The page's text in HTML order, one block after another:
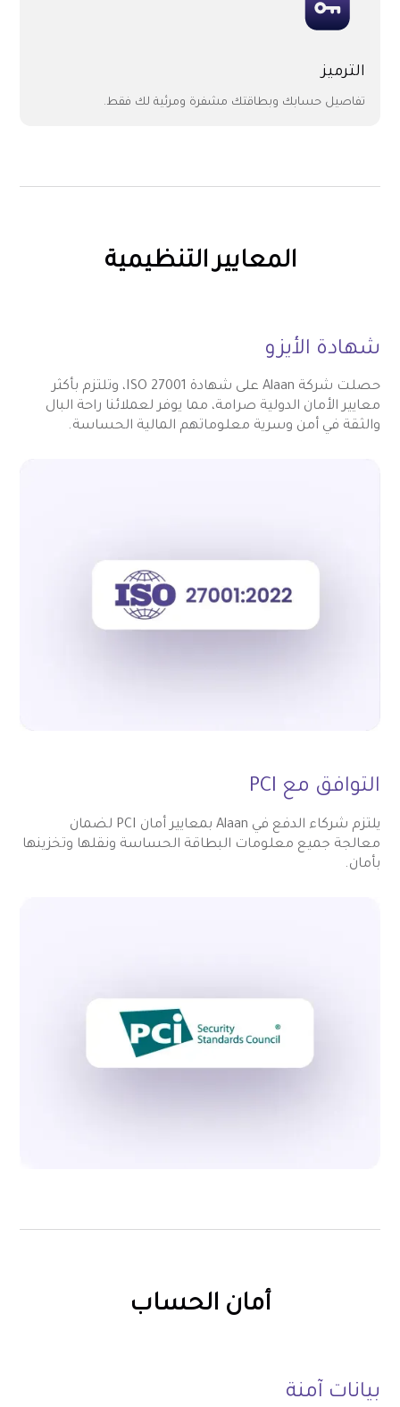
الترميز
تفاصيل حسابك وبطاقتك مشفرة ومرئية لك فقط.
المعايير التنظيمية
شهادة الأيزو
حصلت شركة Alaan على شهادة ISO 27001، وتلتزم بأكثر
معايير الأمان الدولية صرامة، مما يوفر لعملائنا راحة البال
والثقة في أمن وسرية معلوماتهم المالية الحساسة.
التوافق مع PCI
يلتزم شركاء الدفع في Alaan بمعايير أمان PCI لضمان
معالجة جميع معلومات البطاقة الحساسة ونقلها وتخزينها
بأمان.
أمان الحساب
بيانات آمنة